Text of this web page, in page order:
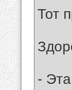
Тот
-